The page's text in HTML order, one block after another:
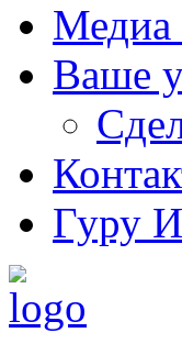
Медиа
Ваше
Гуру